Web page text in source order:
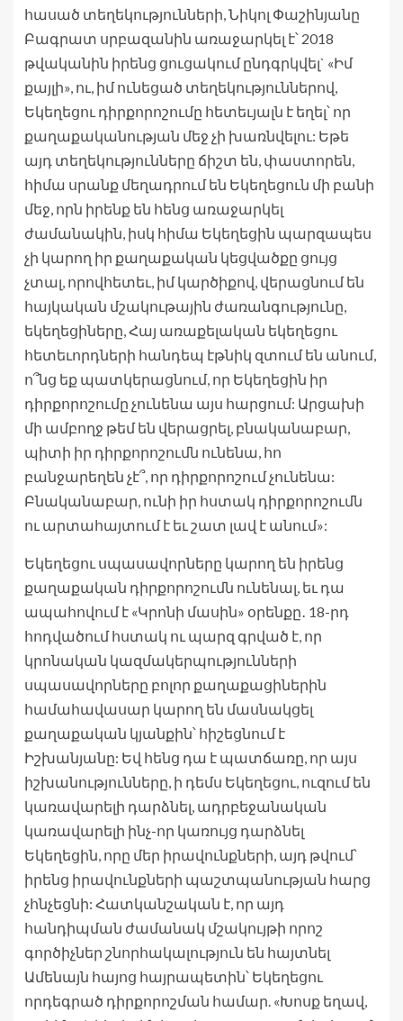
հասած տեղեկությունների, Նիկոլ Փաշինյանը
Բագրատ սրբազանին առաջարկել է՝ 2018
թվականին իրենց ցուցակում ընդգրկվել` «Իմ
քայլի», ու, իմ ունեցած տեղեկություններով,
Եկեղեցու դիրքորոշումը հետեւյալն է եղել՝ որ
քաղաքականության մեջ չի խառնվելու: Եթե
այդ տեղեկությունները ճիշտ են, փաստորեն,
հիմա սրանք մեղադրում են Եկեղեցուն մի բանի
մեջ, որն իրենք են հենց առաջարկել
ժամանակին, իսկ հիմա Եկեղեցին պարզապես
չի կարող իր քաղաքական կեցվածքը ցույց
չտալ, որովհետեւ, իմ կարծիքով, վերացնում են
հայկական մշակութային ժառանգությունը,
եկեղեցիները, Հայ առաքելական եկեղեցու
հետեւորդների հանդեպ էթնիկ զտում են անում,
ո՞նց եք պատկերացնում, որ Եկեղեցին իր
դիրքորոշումը չունենա այս հարցում: Արցախի
մի ամբողջ թեմ են վերացրել, բնականաբար,
պիտի իր դիրքորոշումն ունենա, հո
բանջարեղեն չէ՞, որ դիրքորոշում չունենա:
Բնականաբար, ունի իր հստակ դիրքորոշումն
ու արտահայտում է եւ շատ լավ է անում»:
Եկեղեցու սպասավորները կարող են իրենց
քաղաքական դիրքորոշումն ունենալ, եւ դա
ապահովում է «Կրոնի մասին» օրենքը․ 18-րդ
հոդվածում հստակ ու պարզ գրված է, որ
կրոնական կազմակերպությունների
սպասավորները բոլոր քաղաքացիներին
համահավասար կարող են մասնակցել
քաղաքական կյանքին՝ հիշեցնում է
Իշխանյանը: Եվ հենց դա է պատճառը, որ այս
իշխանությունները, ի դեմս Եկեղեցու, ուզում են
կառավարելի դարձնել, ադրբեջանական
կառավարելի ինչ-որ կառույց դարձնել
Եկեղեցին, որը մեր իրավունքների, այդ թվում՝
իրենց իրավունքների պաշտպանության հարց
չհնչեցնի: Հատկանշական է, որ այդ
հանդիպման ժամանակ մշակույթի որոշ
գործիչներ շնորհակալություն են հայտնել
Ամենայն հայոց հայրապետին՝ Եկեղեցու
որդեգրած դիրքորոշման համար. «Խոսք եղավ,